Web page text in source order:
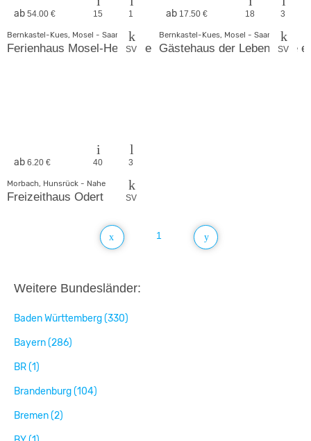
ab 54.00 € 15 1
SV
Bernkastel-Kues, Mosel - Saar
Ferienhaus Mosel-Herberge
ab 17.50 € 18 3
SV
Bernkastel-Kues, Mosel - Saar
Gästehaus der Lebenshilfe
ab 6.20 € 40 3
SV
Morbach, Hunsrück - Nahe
Freizeithaus Odert
1
Weitere Bundesländer:
Baden Württemberg (330)
Bayern (286)
BR (1)
Brandenburg (104)
Bremen (2)